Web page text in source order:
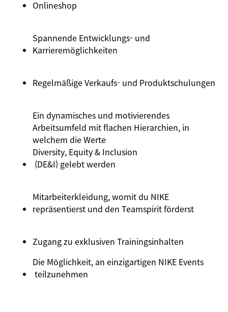
Onlineshop
Spannende Entwicklungs- und
Karrieremöglichkeiten
RegelmäßigeVerkaufs- und Produktschulungen
Ein dynamisches und motivierendes
Arbeitsumfeld mit flachen Hierarchien, in
welchem die Werte
Diversity, Equity & Inclusion
(DE&I) gelebt werden
Mitarbeiterkleidung, womit du NIKE
repräsentierst und den Teamspirit förderst
Zugangzu exklusiven Trainingsinhalten
Die Möglichkeit, an einzigartigen NIKE Events
teilzunehmen